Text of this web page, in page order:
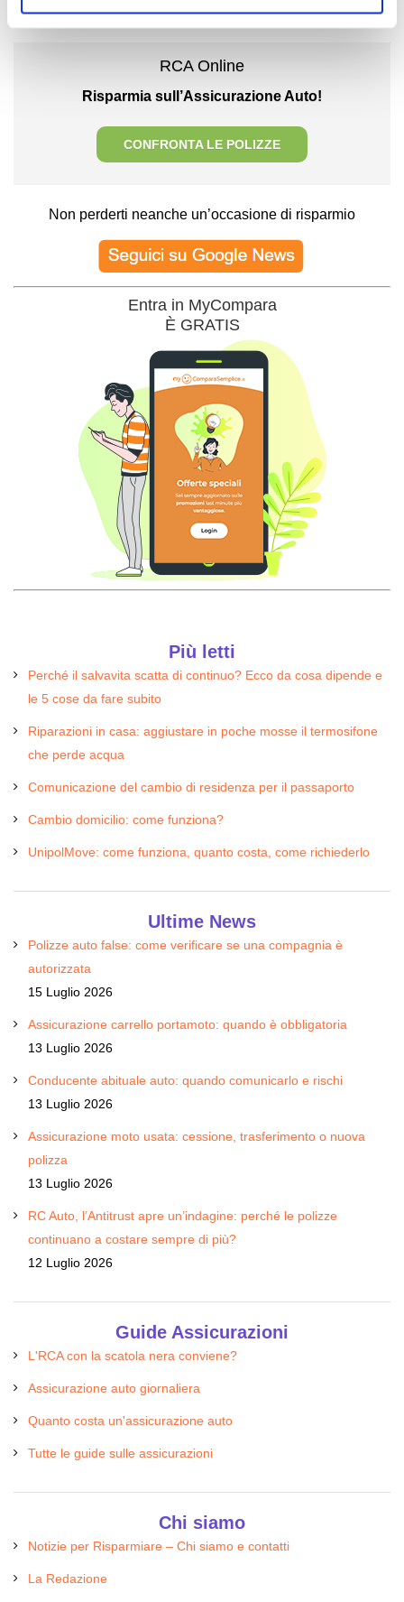
RCA Online
Risparmia sull’Assicurazione Auto!
CONFRONTA LE POLIZZE
Non perderti neanche un’occasione di risparmio
Entra in MyCompara
È GRATIS
Più letti
Perché il salvavita scatta di continuo? Ecco da cosa dipende e
le 5 cose da fare subito
Riparazioni in casa: aggiustare in poche mosse il termosifone
che perde acqua
Comunicazione del cambio di residenza per il passaporto
Cambio domicilio: come funziona?
UnipolMove: come funziona, quanto costa, come richiederlo
Ultime News
Polizze auto false: come verificare se una compagnia è
autorizzata
15 Luglio 2026
Assicurazione carrello portamoto: quando è obbligatoria
13 Luglio 2026
Conducente abituale auto: quando comunicarlo e rischi
13 Luglio 2026
Assicurazione moto usata: cessione, trasferimento o nuova
polizza
13 Luglio 2026
RC Auto, l’Antitrust apre un’indagine: perché le polizze
continuano a costare sempre di più?
12 Luglio 2026
Guide Assicurazioni
L'RCA con la scatola nera conviene?
Assicurazione auto giornaliera
Quanto costa un'assicurazione auto
Tutte le guide sulle assicurazioni
Chi siamo
Notizie per Risparmiare – Chi siamo e contatti
La Redazione